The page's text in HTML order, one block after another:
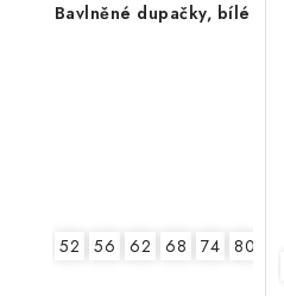
Bavlněné dupačky, bílé
52 56 62 68 74 80